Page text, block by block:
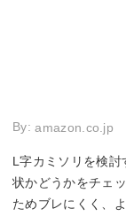
By:amazon.co.jp
L字カミソリを検
状かどうかをチェ
ためブレにくく、